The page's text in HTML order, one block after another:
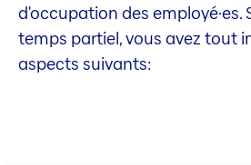
d'occupation des employé·es.
temps partiel, vous avez tout
aspects suivants: